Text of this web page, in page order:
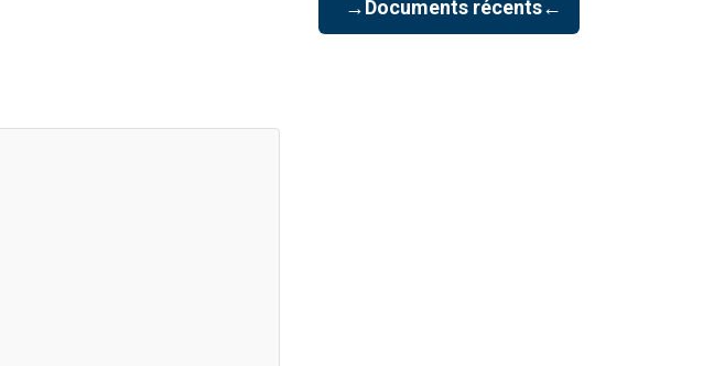
→Documents récents←